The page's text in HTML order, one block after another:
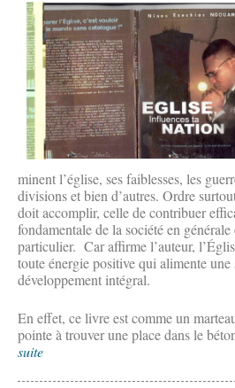
minent l’église, ses faiblesses, les
divisions et bien d’autres. Ordre
doit accomplir, celle de contribuer
fondamentale de la société en générale
particulier. Car affirme l’auteur,
toute énergie positive qui alimente une
développement intégral.
En effet, ce livre est comme un
pointe à trouver une place dans le
suite